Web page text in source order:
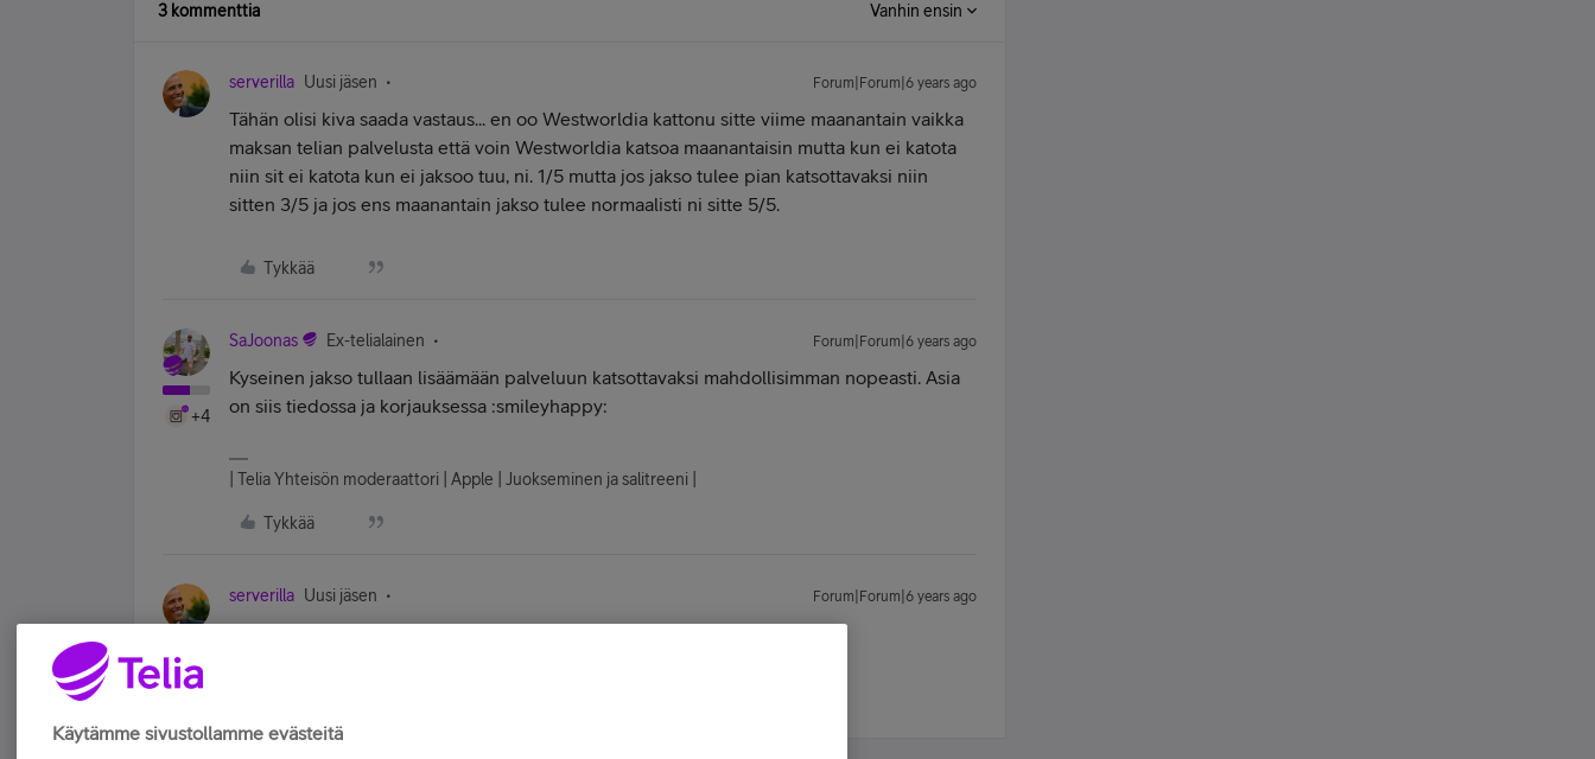
3 kommenttia Vanhin ensin
serverilla Uusi jäsen Forum|Forum|6 years ago
Tähän olisi kiva saada vastaus... en oo Westworldia kattonu sitte viime maanantain vaikka
maksan telian palvelusta että voin Westworldia katsoa maanantaisin mutta kun ei katota
niin sit ei katota kun ei jaksoo tuu, ni. 1/5 mutta jos jakso tulee pian katsottavaksi niin
sitten 3/5 ja jos ens maanantain jakso tulee normaalisti ni sitte 5/5.
Tykkää
+4
SaJoonas Ex-telialainen Forum|Forum|6 years ago
Kyseinen jakso tullaan lisäämään palveluun katsottavaksi mahdollisimman nopeasti. Asia
on siis tiedossa ja korjauksessa :smileyhappy:
| Telia Yhteisön moderaattori | Apple | Juokseminen ja salitreeni |
Tykkää
serverilla Uusi jäsen Forum|Forum|6 years ago
Käytämme sivustollamme evästeitä